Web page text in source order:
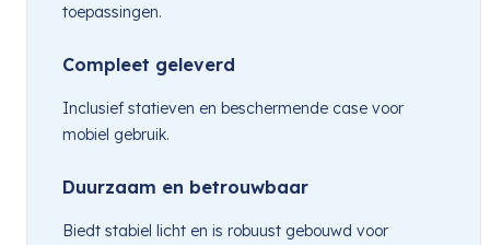
toepassingen.
Compleet geleverd
Inclusief statieven en beschermende case voor
mobiel gebruik.
Duurzaam en betrouwbaar
Biedt stabiel licht en is robuust gebouwd voor